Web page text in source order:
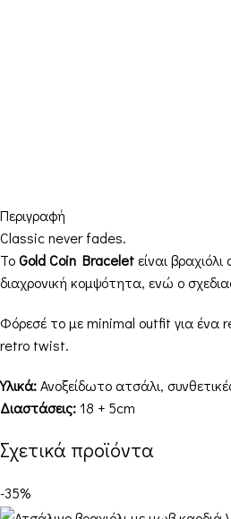
Περιγραφή
Classic never fades.
ΤοGold Coin Braceletείναι
διαχρονική κομψότητα, ενώ ο
Φόρεσέ το με minimal outfit για ένα
retro twist.
Υλικά:Ανοξείδωτο ατσάλι,
Διαστάσεις:18 + 5cm
Σχετικά προϊόντα
-35%